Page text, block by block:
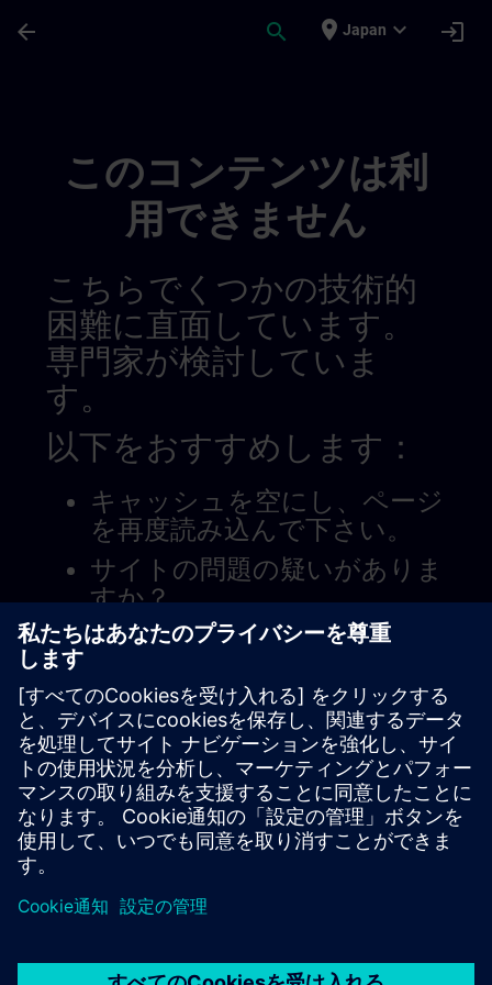
arrow_back search place Japan expand_more login
このコンテンツは利
用できません
こちらでくつかの技術的
困難に直面しています。
専門家が検討していま
す。
以下をおすすめします：
キャッシュを空にし、ページ
を再度読み込んで下さい。
サイトの問題の疑いがありま
すか？
問題を報告